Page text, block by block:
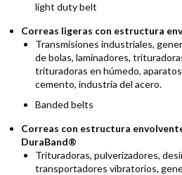
light duty belt
Correas ligeras con estructura
Transmisiones industriales,
de bolas, laminadores,
trituradoras en húmedo,
cemento, industria del acero.
Banded belts
Correas con estructura
DuraBand®
Trituradoras, pulverizadores,
transportadores vibratorios,